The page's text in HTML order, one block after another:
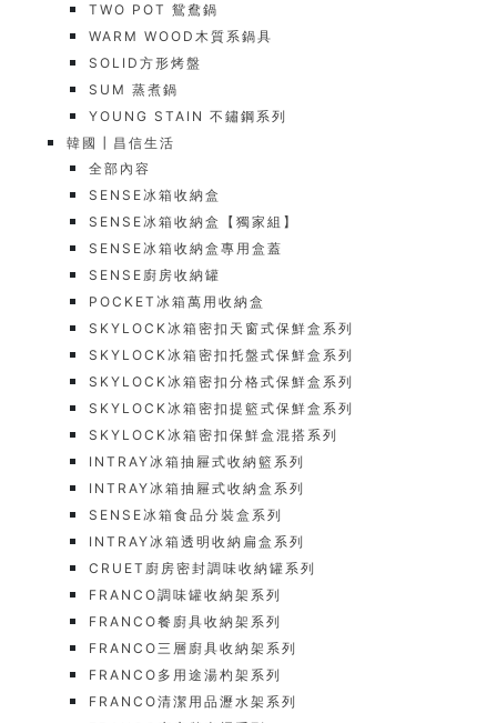
TWO POT 鴛鴦鍋
WARM WOOD木質系鍋具
SOLID方形烤盤
SUM 蒸煮鍋
YOUNG STAIN 不鏽鋼系列
韓國┃昌信生活
全部內容
SENSE冰箱收納盒
SENSE冰箱收納盒【獨家組】
SENSE冰箱收納盒專用盒蓋
SENSE廚房收納罐
POCKET冰箱萬用收納盒
SKYLOCK冰箱密扣天窗式保鮮盒系列
SKYLOCK冰箱密扣托盤式保鮮盒系列
SKYLOCK冰箱密扣分格式保鮮盒系列
SKYLOCK冰箱密扣提籃式保鮮盒系列
SKYLOCK冰箱密扣保鮮盒混搭系列
INTRAY冰箱抽屜式收納籃系列
INTRAY冰箱抽屜式收納盒系列
SENSE冰箱食品分裝盒系列
INTRAY冰箱透明收納扁盒系列
CRUET廚房密封調味收納罐系列
FRANCO調味罐收納架系列
FRANCO餐廚具收納架系列
FRANCO三層廚具收納架系列
FRANCO多用途湯杓架系列
FRANCO清潔用品瀝水架系列